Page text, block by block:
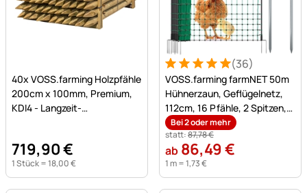
Noch keine Bewertungen abgegeben
40x VOSS.farming Holzpfähle
200cm x 100mm, Premium,
KDI4 - Langzeit-
719,90€
1 Stück =18,00€
Bewertung: 5 von 5 (36
36 Bewertungen
(36)
VOSS.farming farmNET 50m
Hühnerzaun, Geflügelnetz,
112cm, 16 Pfähle, 2 Spitzen,
grün, ohne Strom
Bei 2 oder mehr
statt:87,78€
ab 86,49€
1 m =1,73€